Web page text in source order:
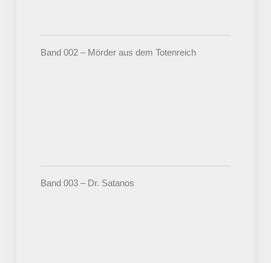
Band 002 – Mörder aus dem Totenreich
Band 003 – Dr. Satanos